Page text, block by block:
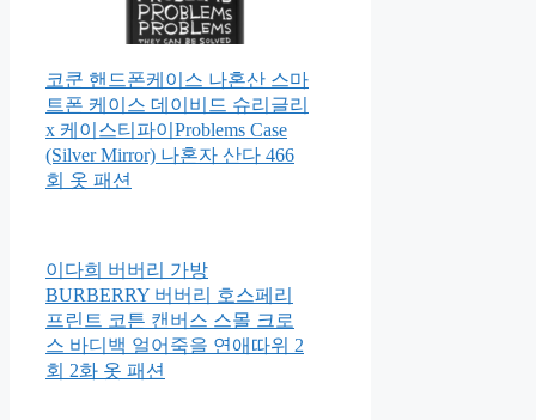
코쿤 핸드폰케이스 나혼산 스마
트폰 케이스 데이비드 슈리글리
x 케이스티파이Problems Case
(Silver Mirror) 나혼자 산다 466
회 옷 패션
이다희 버버리 가방
BURBERRY 버버리 호스페리
프린트 코튼 캔버스 스몰 크로
스 바디백 얼어죽을 연애따위 2
회 2화 옷 패션